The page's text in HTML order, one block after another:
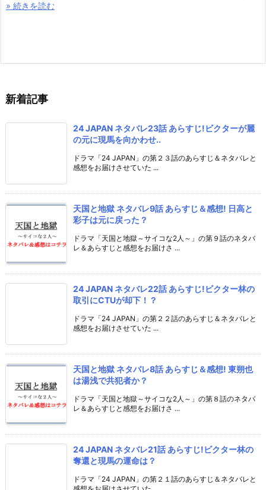
» 続きを読む
新着記事
24 JAPAN ネタバレ23話 あらすじ!ビクターが麗
の元に現馬を向かわせ..
ドラマ「24 JAPAN」の第２３話のあらすじ＆ネタバレと
感想をお届けさせていた ...
天国と地獄 ネタバレ9話 あらすじ＆感想! 日高と
彩子は元に戻った？
ドラマ「天国と地獄～サイコな2人～」の第９話のネタバ
レ＆あらすじと感想をお届けさ ...
24 JAPAN ネタバレ22話 あらすじ!ビクター林の
取引にCTUが却下！？
ドラマ「24 JAPAN」の第２２話のあらすじ＆ネタバレと
感想をお届けさせていた ...
天国と地獄 ネタバレ8話 あらすじ＆感想! 東朔也
は湯浅で共犯者か？
ドラマ「天国と地獄～サイコな2人～」の第８話のネタバ
レ＆あらすじと感想をお届けさ ...
24 JAPAN ネタバレ21話 あらすじ!ビクター林の
奪還と現馬の運命は？
ドラマ「24 JAPAN」の第２１話のあらすじ＆ネタバレと